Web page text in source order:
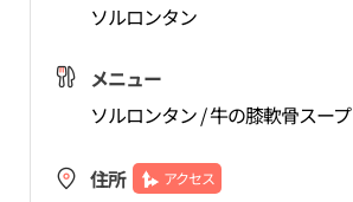
ソルロンタン
メニュー
ソルロンタン / 牛の膝軟骨スープ
住所 アクセス